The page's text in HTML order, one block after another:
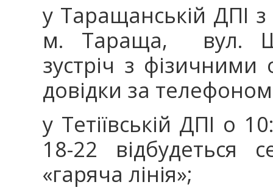
у Таращанській ДПІ
м. Тараща, вул.
зустріч з фізичними
довідки за
у Тетіївській ДПІ о
18-22 відбудеться
«гаряча лінія»;